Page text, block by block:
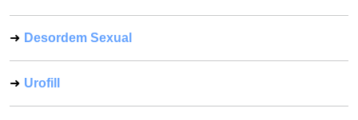
Desordem Sexual
Urofill